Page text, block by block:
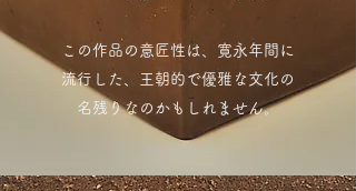
この作品の意匠性は、寛永年間に
流行した、王朝的で優雅な文化の
名残りなのかもしれません。